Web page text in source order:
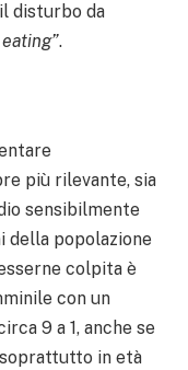
disturbo da
.
più rilevante, sia
sensibilmente
della popolazione
colpita è
con un
9 a 1, anche se
in età